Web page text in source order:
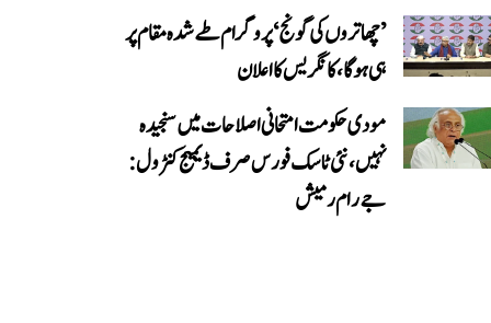
’چھاتروں کی گونج‘ پروگرام طے شدہ مقام پر
ہی ہوگا، کانگریس کا اعلان
مودی حکومت امتحانی اصلاحات میں سنجیدہ
نہیں، نئی ٹاسک فورس صرف ڈیمیج کنٹرول:
جے رام رمیش